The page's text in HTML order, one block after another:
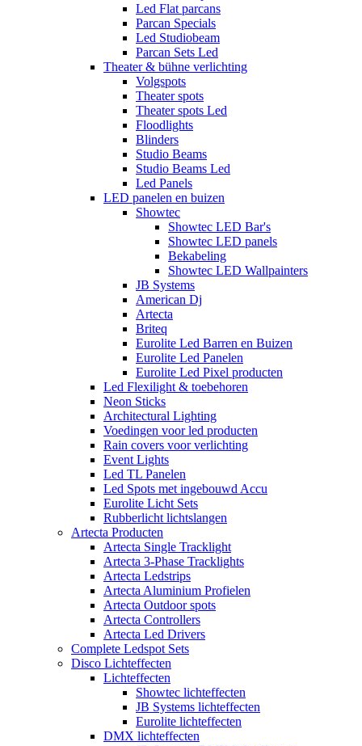
Led Flat parcans
Parcan Specials
Led Studiobeam
Parcan Sets Led
Theater & bühne verlichting
Volgspots
Theater spots
Theater spots Led
Floodlights
Blinders
Studio Beams
Studio Beams Led
Led Panels
LED panelen en buizen
Showtec
Showtec LED Bar's
Showtec LED panels
Bekabeling
Showtec LED Wallpainters
JB Systems
American Dj
Artecta
Briteq
Eurolite Led Barren en Buizen
Eurolite Led Panelen
Eurolite Led Pixel producten
Led Flexilight & toebehoren
Neon Sticks
Architectural Lighting
Voedingen voor led producten
Rain covers voor verlichting
Event Lights
Led TL Panelen
Led Spots met ingebouwd Accu
Eurolite Licht Sets
Rubberlicht lichtslangen
Artecta Producten
Artecta Single Tracklight
Artecta 3-Phase Tracklights
Artecta Ledstrips
Artecta Aluminium Profielen
Artecta Outdoor spots
Artecta Controllers
Artecta Led Drivers
Complete Ledspot Sets
Disco Lichteffecten
Lichteffecten
Showtec lichteffecten
JB Systems lichteffecten
Eurolite lichteffecten
DMX lichteffecten